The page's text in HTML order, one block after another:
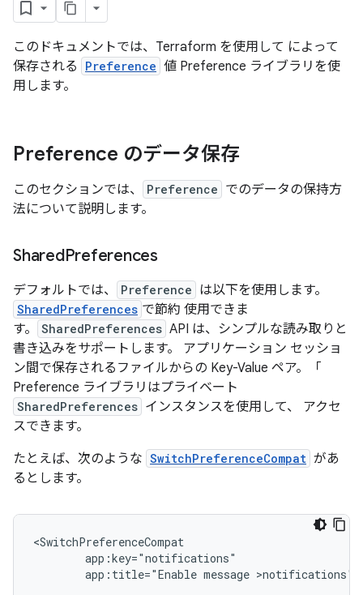
このドキュメントでは、Terraform を使用して によって
保存される
Preference 値 Preference ライブラリを使
用します。
Preference のデータ保存
このセクションでは、 Preference でのデータの保持方
法について説明します。
SharedPreferences
デフォルトでは、 Preference は以下を使用します。
SharedPreferences で節約 使用できま
す。
SharedPreferences API は、シンプルな読み取りと
書き込みをサポートします。 アプリケーション セッショ
ン間で保存されるファイルからの Key-Value ペア。「
Preference ライブラリはプライベート
SharedPreferences インスタンスを使用して、 アクセ
スできます。
たとえば、次のような SwitchPreferenceCompat があ
るとします。
app:title="Enable message >notifications"/